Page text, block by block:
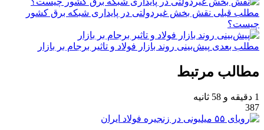
مطلب قبلی نقش‌ بخش غیردولتی در پایداری شبکه برق کشور
چیست؟
مطلب بعدی پیش‌بینی روند بازار فولاد و تاثیر برجام بر بازار
مطالب مرتبط
1 دقیقه و 58 ثانیه
387